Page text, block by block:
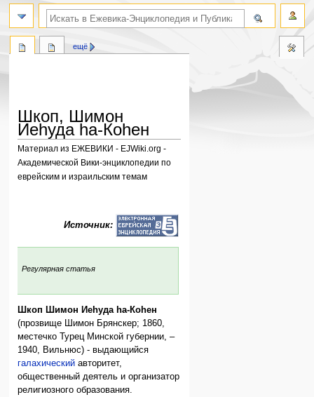
Шкоп, Шимон
Иеhуда hа-Коhен
Материал из ЕЖЕВИКИ - EJWiki.org -
Академической Вики-энциклопедии по
еврейским и израильским темам
Источник:
Регулярная статья
Шкоп Шимон Иеhуда hа-Коhен
(прозвище Шимон Брянскер; 1860,
местечко Турец Минской губернии, –
1940, Вильнюс) - выдающийся
галахический авторитет,
общественный деятель и организатор
религиозного образования.
ещё
поиск по словам